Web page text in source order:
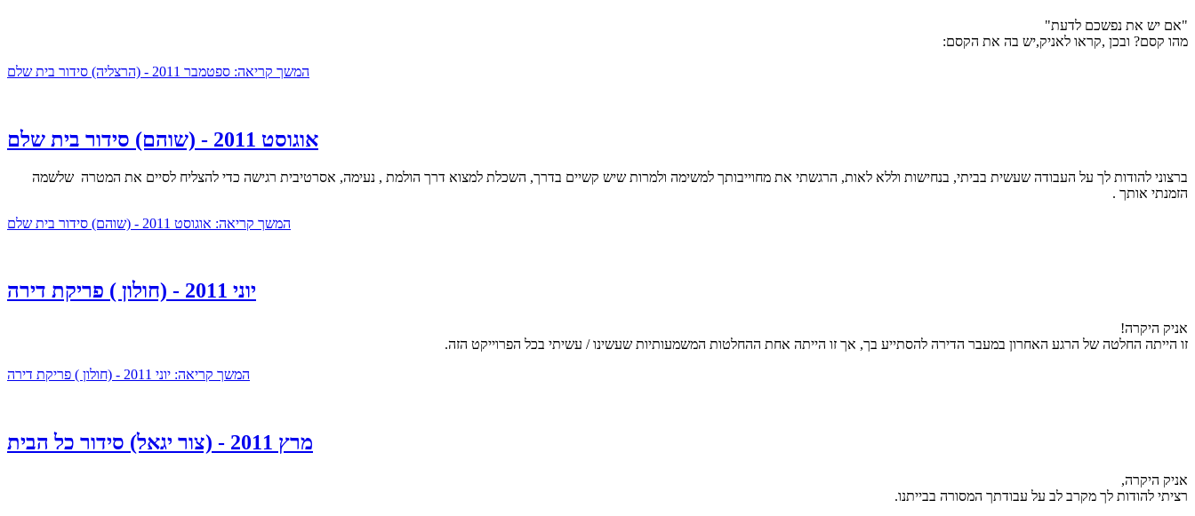
"אם יש את נפשכם לדעת"
מהו קסם? ובכן ,קראו לאניק,יש בה את הקסם:
המשך קריאה: ספטמבר 2011 - (הרצליה) סידור בית שלם
אוגוסט 2011 - (שוהם) סידור בית שלם
ברצוני להודות לך על העבודה שעשית בביתי, בנחישות וללא לאות, הרגשתי את מחוייבותך למשימה ולמרות שיש קשיים בדרך, השכלת למצוא דרך הולמת , נעימה, אסרטיבית רגישה כדי להצליח לסיים את המטרה שלשמה
הזמנתי אותך .
המשך קריאה: אוגוסט 2011 - (שוהם) סידור בית שלם
יוני 2011 - (חולון ) פריקת דירה
אניק היקרה!
זו הייתה החלטה של הרגע האחרון במעבר הדירה להסתייע בך, אך זו הייתה אחת ההחלטות המשמעותיות שעשינו / עשיתי בכל הפרוייקט הזה.
המשך קריאה: יוני 2011 - (חולון ) פריקת דירה
מרץ 2011 - (צור יגאל) סידור כל הבית
אניק היקרה,
רציתי להודות לך מקרב לב על עבודתך המסורה בבייתנו.